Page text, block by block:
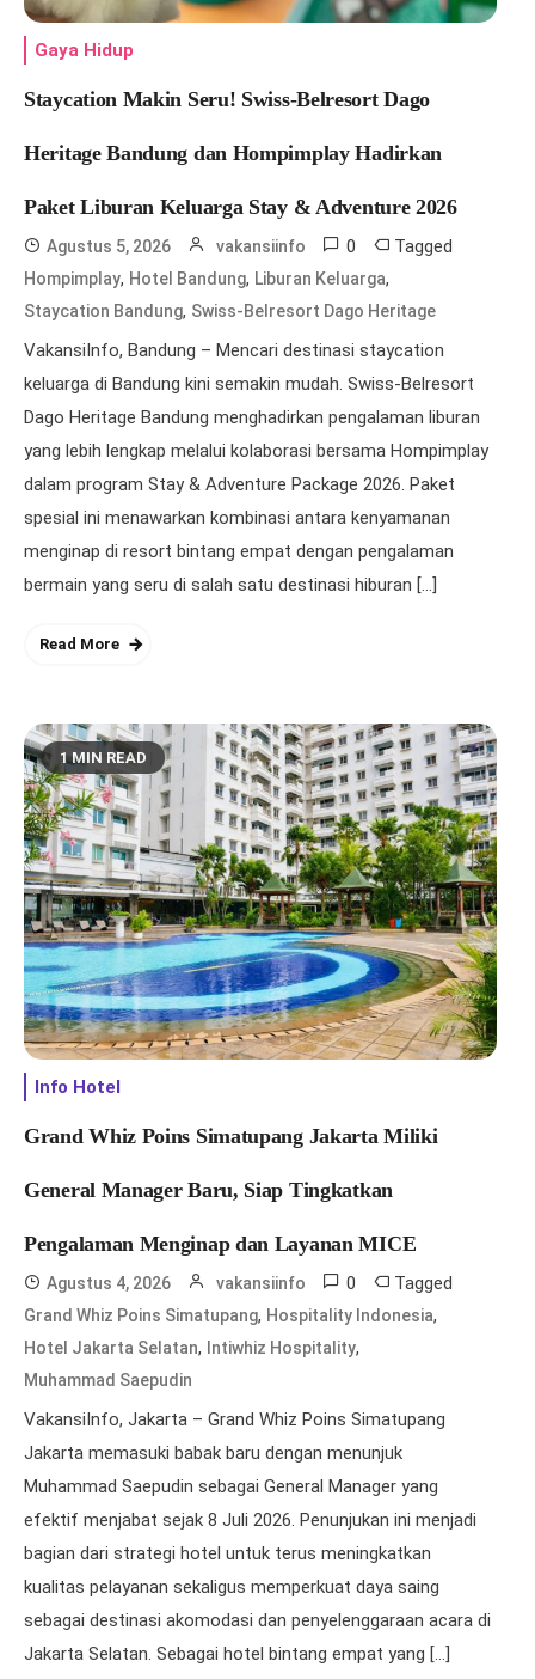
Gaya Hidup
Staycation Makin Seru! Swiss-Belresort Dago
Heritage Bandung dan Hompimplay Hadirkan
Paket Liburan Keluarga Stay & Adventure 2026
Agustus 5, 2026 vakansiinfo 0 Tagged
Hompimplay, Hotel Bandung, Liburan Keluarga,
Staycation Bandung, Swiss-Belresort Dago Heritage
VakansiInfo, Bandung – Mencari destinasi staycation
keluarga di Bandung kini semakin mudah. Swiss-Belresort
Dago Heritage Bandung menghadirkan pengalaman liburan
yang lebih lengkap melalui kolaborasi bersama Hompimplay
dalam program Stay & Adventure Package 2026. Paket
spesial ini menawarkan kombinasi antara kenyamanan
menginap di resort bintang empat dengan pengalaman
bermain yang seru di salah satu destinasi hiburan […]
Read More
1 MIN READ
Info Hotel
Grand Whiz Poins Simatupang Jakarta Miliki
General Manager Baru, Siap Tingkatkan
Pengalaman Menginap dan Layanan MICE
Agustus 4, 2026 vakansiinfo 0 Tagged
Grand Whiz Poins Simatupang, Hospitality Indonesia,
Hotel Jakarta Selatan, Intiwhiz Hospitality,
Muhammad Saepudin
VakansiInfo, Jakarta – Grand Whiz Poins Simatupang
Jakarta memasuki babak baru dengan menunjuk
Muhammad Saepudin sebagai General Manager yang
efektif menjabat sejak 8 Juli 2026. Penunjukan ini menjadi
bagian dari strategi hotel untuk terus meningkatkan
kualitas pelayanan sekaligus memperkuat daya saing
sebagai destinasi akomodasi dan penyelenggaraan acara di
Jakarta Selatan. Sebagai hotel bintang empat yang […]